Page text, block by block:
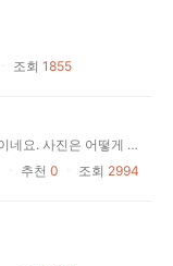
조회 1855
아아아 가을인가요 아니 여름이네요. 사진은 어떻게 올리나아 이렇게 올리는 구나
추천 0 조회 2994